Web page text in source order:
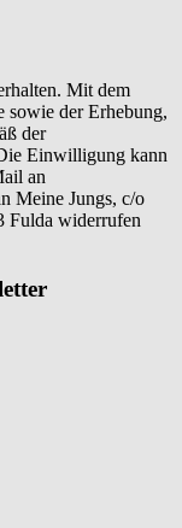
Mit dem
sowie der Erhebung,
der
Einwilligung kann
an
Meine Jungs, c/o
Fulda widerrufen